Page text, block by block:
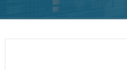
МОЗАИК